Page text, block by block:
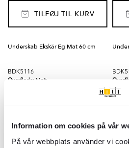
Information om cookies på vår
På vår webbplats använder vi
TILFØJ TIL KURV
Underskab Ekskär Eg Mat 60 cm
BDK5116
Overflade: Matt
TILFØJ TIL KURV